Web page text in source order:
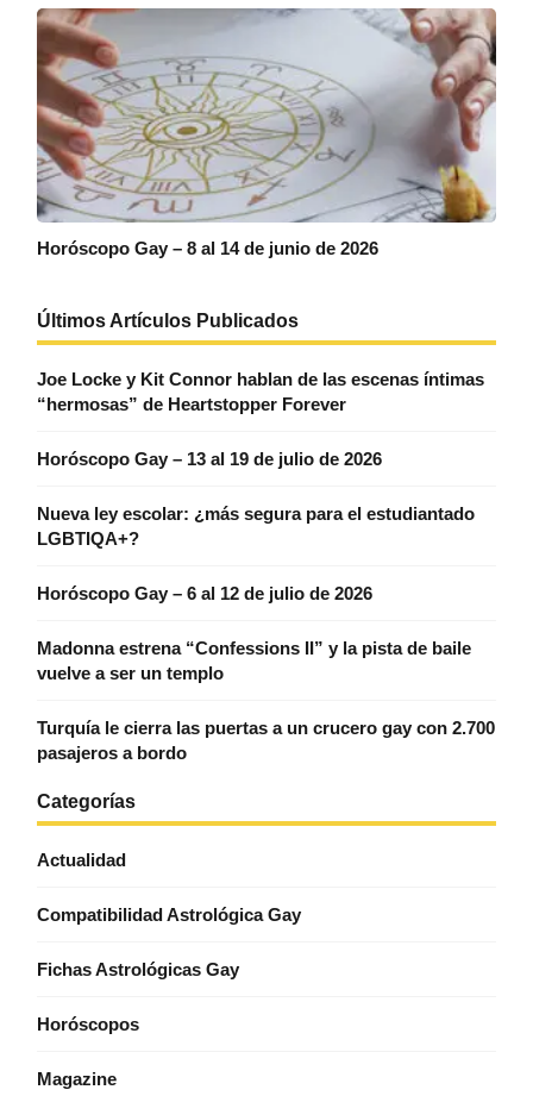
Horóscopo Gay – 8 al 14 de junio de 2026
Últimos Artículos Publicados
Joe Locke y Kit Connor hablan de las escenas íntimas
“hermosas” de Heartstopper Forever
Horóscopo Gay – 13 al 19 de julio de 2026
Nueva ley escolar: ¿más segura para el estudiantado
LGBTIQA+?
Horóscopo Gay – 6 al 12 de julio de 2026
Madonna estrena “Confessions II” y la pista de baile
vuelve a ser un templo
Turquía le cierra las puertas a un crucero gay con 2.700
pasajeros a bordo
Categorías
Actualidad
Compatibilidad Astrológica Gay
Fichas Astrológicas Gay
Horóscopos
Magazine